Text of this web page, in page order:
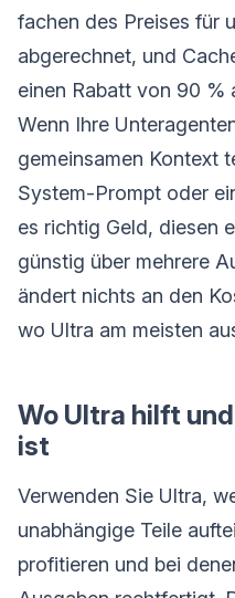
fachen des Preises für
abgerechnet, und
einen Rabatt von 90 %
Wenn Ihre
gemeinsamen Kontext
System-Prompt oder
es richtig Geld, diesen
günstig über mehrere
ändert nichts an den
wo Ultra am meisten
Wo Ultra hilft
ist
Verwenden Sie Ultra,
unabhängige Teile
profitieren und bei